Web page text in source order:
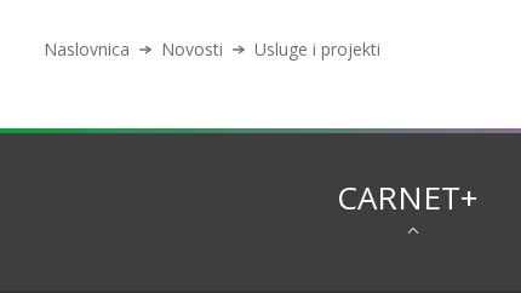
Naslovnica Novosti Usluge i projekti
CARNET+